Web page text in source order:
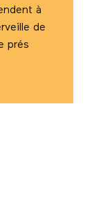
à
de
prés